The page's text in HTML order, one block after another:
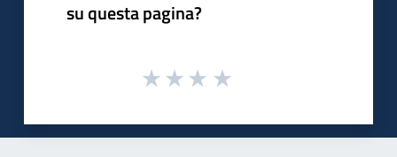
su questa pagina?